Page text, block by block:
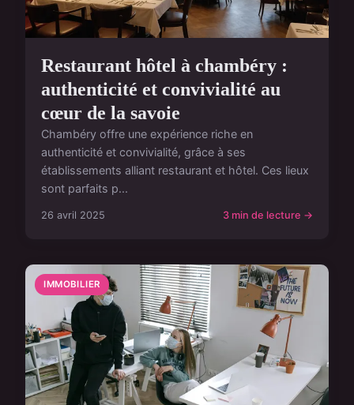
Restaurant hôtel à chambéry :
authenticité et convivialité au
cœur de la savoie
Chambéry offre une expérience riche en
authenticité et convivialité, grâce à ses
établissements alliant restaurant et hôtel. Ces lieux
sont parfaits p...
26 avril 2025 3 min de lecture →
IMMOBILIER